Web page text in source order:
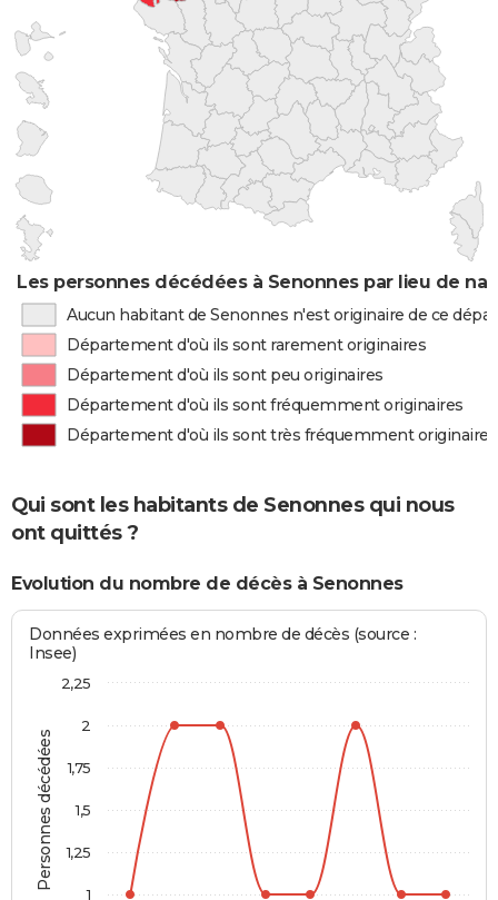
Les personnes décédées à Senonnes par lieu de
Aucun habitant de Senonnes n'est originaire de ce
Département d'où ils sont rarement originaires
Département d'où ils sont peu originaires
Département d'où ils sont fréquemment originaires
Département d'où ils sont très fréquemment originaires
Qui sont les habitants de Senonnes qui nous
ont quittés ?
Evolution du nombre de décès à Senonnes
Personnes décédées
Données exprimées en nombre de décès (source :
Insee)
1
1,25
1,5
1,75
2
2,25